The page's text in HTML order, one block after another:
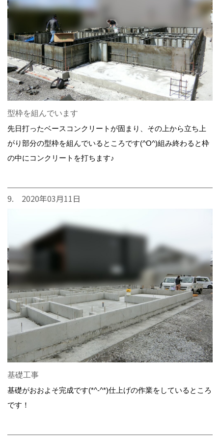
型枠を組んでいます
先日打ったベースコンクリートが固まり、その上から立ち上
がり部分の型枠を組んでいるところです(^O^)組み終わると枠
の中にコンクリートを打ちます♪
9. 2020年03月11日
基礎工事
基礎がおおよそ完成です(*^-^*)仕上げの作業をしているところ
です！